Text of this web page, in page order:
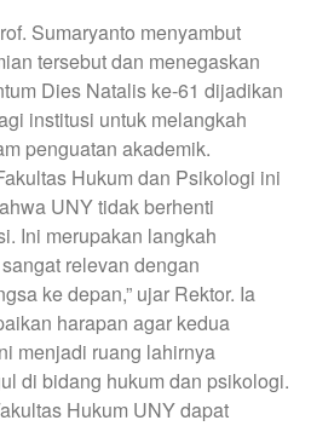
Sumaryanto menyambut
tersebut dan menegaskan
Dies Natalis ke-61 dijadikan
institusi untuk melangkah
penguatan akademik.
Hukum dan Psikologi ini
UNY tidak berhenti
Ini merupakan langkah
relevan dengan
ke depan,” ujar Rektor. Ia
harapan agar kedua
menjadi ruang lahirnya
di bidang hukum dan psikologi.
Hukum UNY dapat